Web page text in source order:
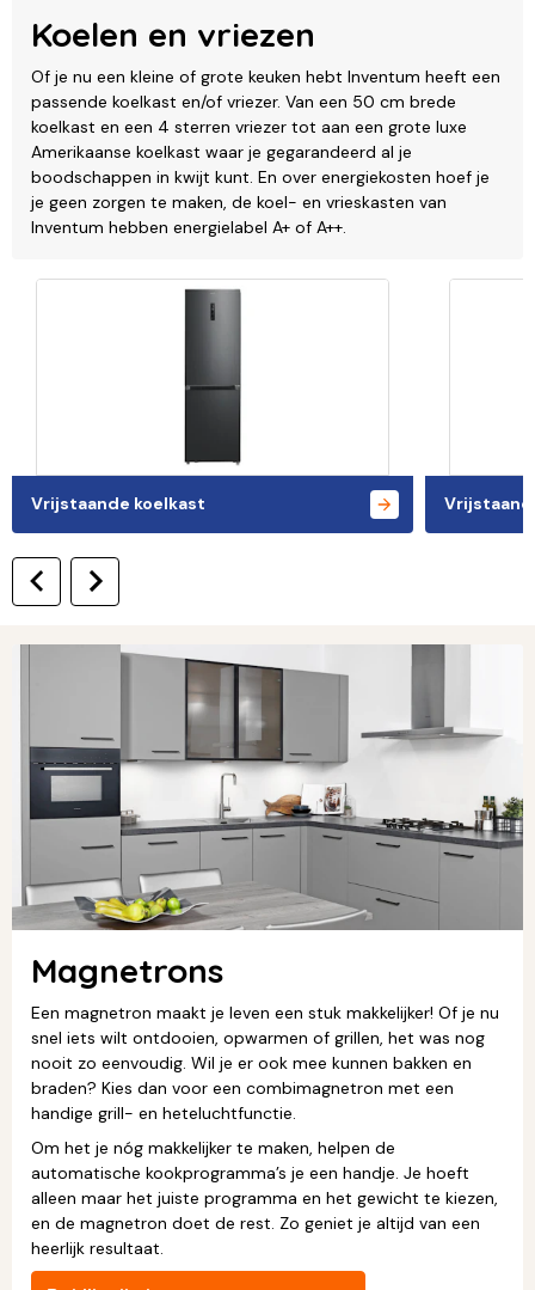
Koelen en vriezen
Of je nu een kleine of grote keuken hebt Inventum heeft een
passende koelkast en/of vriezer. Van een 50 cm brede
koelkast en een 4 sterren vriezer tot aan een grote luxe
Amerikaanse koelkast waar je gegarandeerd al je
boodschappen in kwijt kunt. En over energiekosten hoef je
je geen zorgen te maken, de koel- en vrieskasten van
Inventum hebben energielabel A+ of A++.
Vrijstaande koelkast
Magnetrons
Een magnetron maakt je leven een stuk makkelijker! Of je nu
snel iets wilt ontdooien, opwarmen of grillen, het was nog
nooit zo eenvoudig. Wil je er ook mee kunnen bakken en
braden? Kies dan voor een combimagnetron met een
handige grill- en heteluchtfunctie.
Om het je nóg makkelijker te maken, helpen de
automatische kookprogramma’s je een handje. Je hoeft
alleen maar het juiste programma en het gewicht te kiezen,
en de magnetron doet de rest. Zo geniet je altijd van een
heerlijk resultaat.